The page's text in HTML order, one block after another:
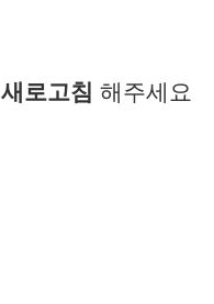
새로고침 해주세요